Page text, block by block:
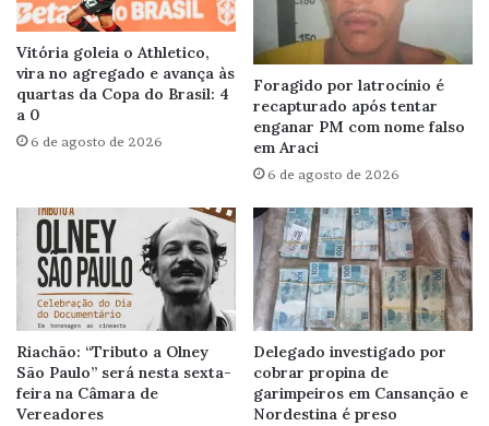
Vitória goleia o Athletico,
vira no agregado e avança às
quartas da Copa do Brasil: 4
a 0
6 de agosto de 2026
Foragido por latrocínio é
recapturado após tentar
enganar PM com nome falso
em Araci
6 de agosto de 2026
Riachão: “Tributo a Olney
São Paulo” será nesta sexta-
feira na Câmara de
Vereadores
Delegado investigado por
cobrar propina de
garimpeiros em Cansanção e
Nordestina é preso